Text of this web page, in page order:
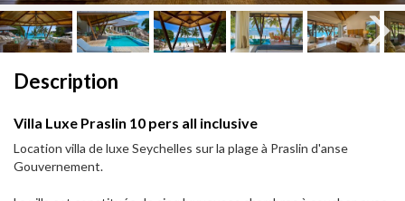
Description
Villa Luxe Praslin 10 pers all inclusive
Location villa de luxe Seychelles sur la plage à Praslin d'anse
Gouvernement.